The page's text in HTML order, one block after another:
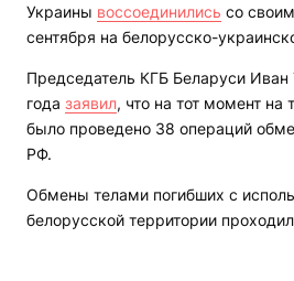
Украины воссоединились со
сентября на белорусско-
Председатель КГБ Беларуси Иван
года заявил, что на тот момент на
было проведено 38 операций
РФ.
Обмены телами погибших с
белорусской территории